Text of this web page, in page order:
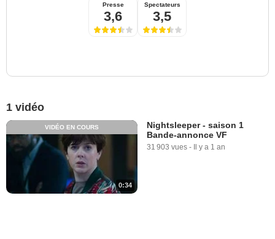
Presse
3,6
Spectateurs
3,5
1 vidéo
0:34
VIDÉO EN COURS
Nightsleeper - saison 1
Bande-annonce VF
31 903 vues - Il y a 1 an